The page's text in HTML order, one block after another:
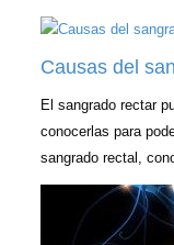
Causas del
El sangrado rectar
conocerlas para
sangrado rectal,